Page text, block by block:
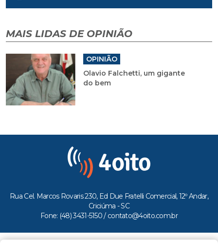
MAIS LIDAS DE OPINIÃO
OPINIÃO
Olavio Falchetti, um gigante
do bem
Rua Cel. Marcos Rovaris 230, Ed Due Fratelli Comercial, 12º Andar,
Criciúma - SC
Fone: (48) 3431-5150 / contato@4oito.com.br